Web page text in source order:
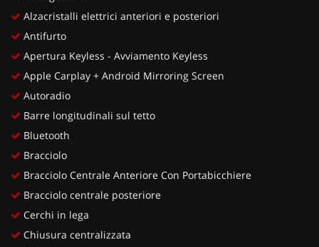
Alzacristalli elettrici anteriori e posteriori
Antifurto
Apertura Keyless - Avviamento Keyless
Apple Carplay + Android Mirroring Screen
Autoradio
Barre longitudinali sul tetto
Bluetooth
Bracciolo
Bracciolo Centrale Anteriore Con Portabicchiere
Bracciolo centrale posteriore
Cerchi in lega
Chiusura centralizzata